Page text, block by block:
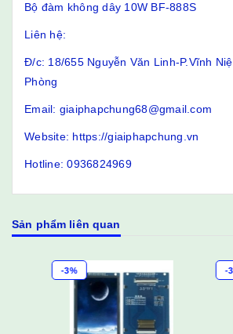
Bộ đàm không dây 10W BF-888S
Liên hệ:
Đ/c: 18/655 Nguyễn Văn Linh-P.Vĩnh
Phòng
Email: giaiphapchung68@gmail.com
Website: https://giaiphapchung.vn
Hotline: 0936824969
Sản phẩm liên quan